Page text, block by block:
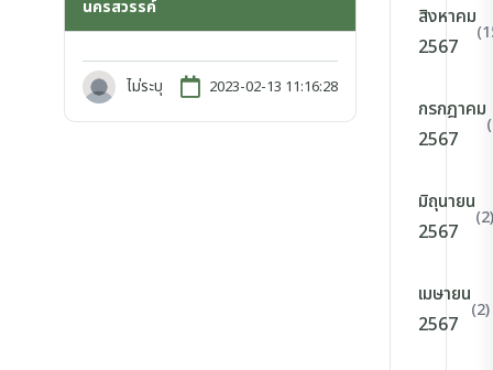
นครสวรรค์
ไม่ระบุ 2023-02-13 11:16:28
สิงหาคม
2567
กรกฎาคม
2567
มิถุนายน
2567
(2)
เมษายน
2567
(2)